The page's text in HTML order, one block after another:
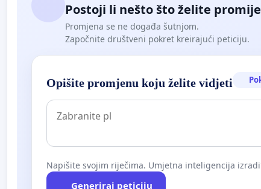
Postoji li nešto što želite
Promjena se ne događa šutnjom.
Započnite društveni pokret kreirajući peticiju.
Opišite promjenu koju želite vidjeti
Napišite svojim riječima. Umjetna inteligencija
Generiraj peticiju